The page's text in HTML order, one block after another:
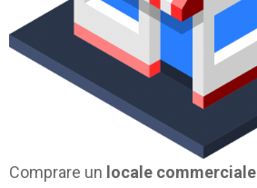
Comprare un locale commerciale